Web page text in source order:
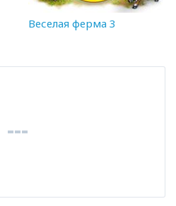
Веселая ферма 3